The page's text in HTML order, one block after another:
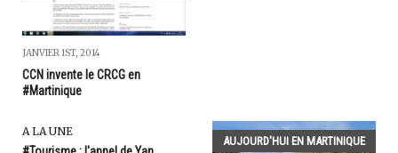
JANVIER 1ST, 2014
CCN invente le CRCG en
#Martinique
A LA UNE
AUJOURD'HUI EN MARTINIQUE